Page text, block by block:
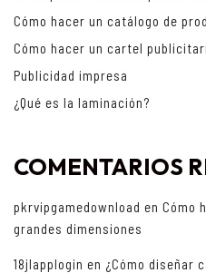
Cómo hacer un catálogo de
Cómo hacer un cartel
Publicidad impresa
¿Qué es la laminación?
COMENTARIOS
pkrvipgamedownload en Cómo
grandes dimensiones
18jlapplogin en ¿Cómo diseñar